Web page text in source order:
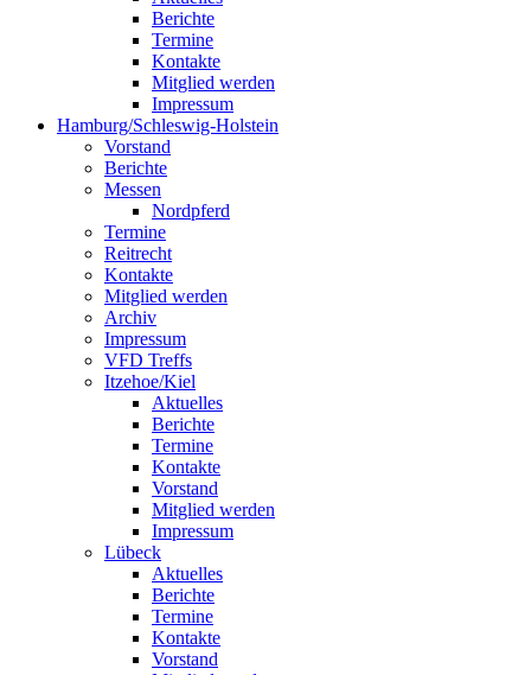
Berichte
Termine
Kontakte
Mitglied werden
Impressum
Hamburg/Schleswig-Holstein
Vorstand
Berichte
Messen
Nordpferd
Termine
Reitrecht
Kontakte
Mitglied werden
Archiv
Impressum
VFD Treffs
Itzehoe/Kiel
Aktuelles
Berichte
Termine
Kontakte
Vorstand
Mitglied werden
Impressum
Lübeck
Aktuelles
Berichte
Termine
Kontakte
Vorstand